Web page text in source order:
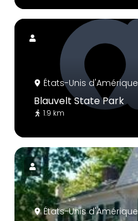
États-Unis d'Amérique
Blauvelt State Park
1.9 km
États-Unis d'Amérique